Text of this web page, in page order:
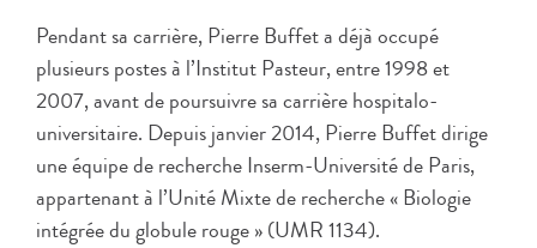
Pendant sa carrière, Pierre Buffet a déjà occupé
plusieurs postes à l’Institut Pasteur, entre 1998 et
2007, avant de poursuivre sa carrière hospitalo-
universitaire. Depuis janvier 2014, Pierre Buffet dirige
une équipe de recherche Inserm-Université de Paris,
appartenant à l’Unité Mixte de recherche « Biologie
intégrée du globule rouge » (UMR 1134).